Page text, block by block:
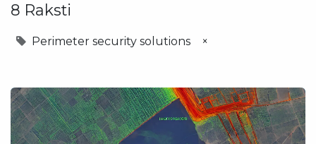
8 Raksti
Perimeter security solutions ×